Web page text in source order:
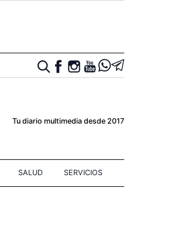
Tu diario multimedia desde 2017
SALUD SERVICIOS